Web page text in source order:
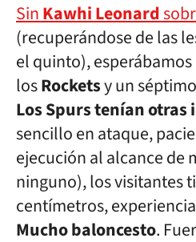
SinKawhi Leonard
(recuperándose de las
el quinto),
losRocketsy un
Los Spurs tenían otras
sencillo en ataque,
ejecución al alcance de
ninguno), los visitantes
centímetros,
Mucho baloncesto.